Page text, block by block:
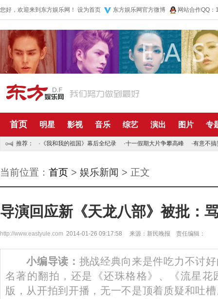
您好，欢迎来到东方娱乐网！ 设为首页 东方娱乐网官方微博 网站合作QQ
首页 明星 影视 音乐 综艺 演出 图片 专
推荐： · 《我和我的祖国》幕后全纪录 ·十一假期大片争攀高峰 ·有意不搞
当前位置： 首页 > 娱乐新闻 > 正文
导演回应新《天龙八部》被批：
http://www.eastyule.com 2014-01-26 09:17:58 来源：新民晚报 责任编辑：
小编导读： 挑战经典向来是件吃力不讨
名著的翻拍，还是《还珠格格》、《流星花
版，从开拍到开播，无一不是顶着质疑和吐